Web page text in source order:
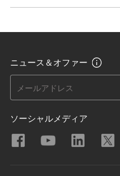
ニュース＆オファー
メールアドレス
ソーシャルメディア